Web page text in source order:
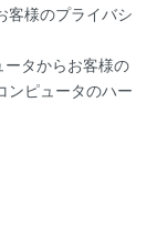
客様のプライバシ
タからお客様の
ンピュータのハー